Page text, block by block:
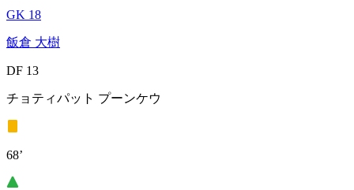
GK 18
飯倉 大樹
DF 13
チョティパット プーンケウ
68’